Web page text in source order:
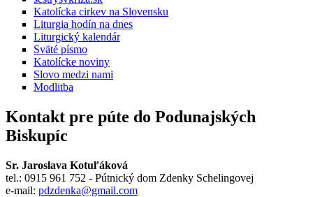
Katolícka cirkev na Slovensku
Liturgia hodín na dnes
Liturgický kalendár
Sväté písmo
Katolícke noviny
Slovo medzi nami
Modlitba
Kontakt pre púte do Podunajských
Biskupíc
Sr. Jaroslava Kotuľáková
tel.: 0915 961 752 - Pútnický dom Zdenky Schelingovej
e-mail: pdzdenka@gmail.com